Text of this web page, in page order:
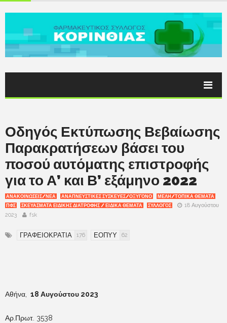
Οδηγός Εκτύπωσης Βεβαίωσης
Παρακρατήσεων βάσει του
ποσού αυτόματης επιστροφής
για το Α’ και Β’ εξάμηνο 2022
ΑΝΑΚΟΙΝΩΣΕΙΣ/ΝΕΑ ΑΝΑΠΝΕΥΣΤΙΚΕΣ ΣΥΣΚΕΥΕΣ/ΟΞΥΓΟΝΟ
ΜΕΛΗ/ΤΟΠΙΚΑ ΘΕΜΑΤΑ
ΠΦΣ
ΣΚΕΥΆΣΜΑΤΑ ΕΙΔΙΚΉΣ ΔΙΑΤΡΟΦΉΣ / ΕΙΔΙΚΆ ΘΈΜΑΤΑ ΣΥΛΛΟΓΟΣ
18 Αυγούστου
2023
fsk
ΓΡΑΦΕΙΟΚΡΑΤΙΑ 176 ΕΟΠΥΥ 62
Αθήνα, 18 Αυγούστου 2023
Αρ.Πρωτ. 3538